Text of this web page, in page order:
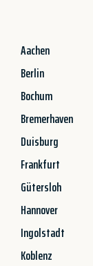
Aachen
Berlin
Bochum
Bremerhaven
Duisburg
Frankfurt
Gütersloh
Hannover
Ingolstadt
Koblenz